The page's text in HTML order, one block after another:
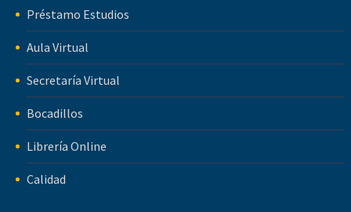
Préstamo Estudios
Aula Virtual
Secretaría Virtual
Bocadillos
Librería Online
Calidad